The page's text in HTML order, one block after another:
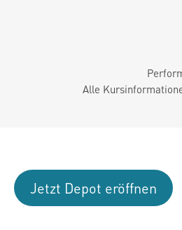
Alle
Jetzt Depot eröffnen